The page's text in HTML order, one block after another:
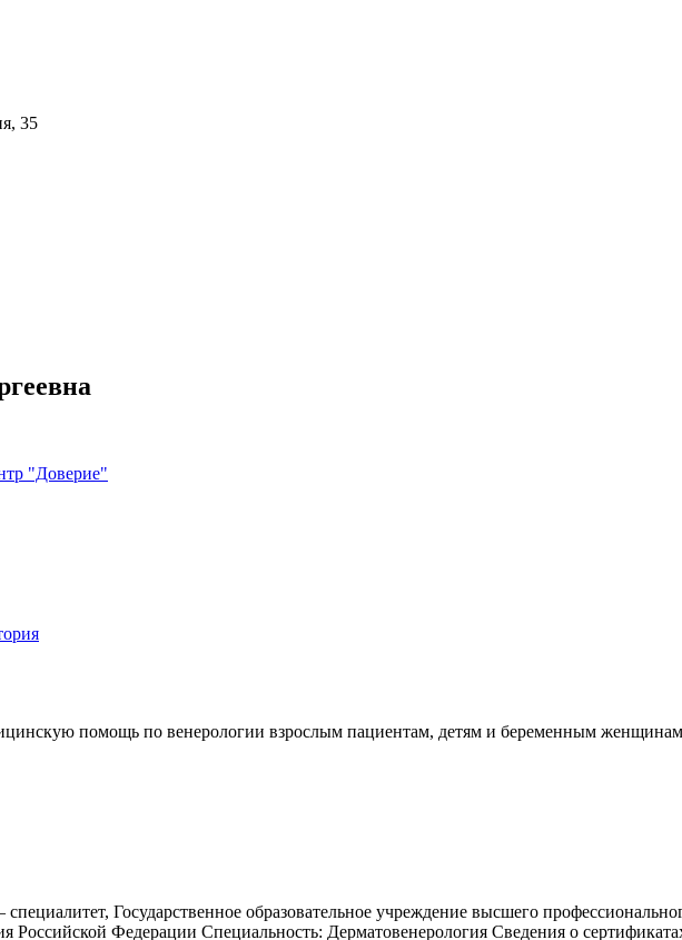
35
"Доверие"
помощь по венерологии взрослым пациентам, детям и беременным женщинам
Государственное образовательное учреждение высшего
Российской Федерации Специальность: Дерматовенерология Сведения о